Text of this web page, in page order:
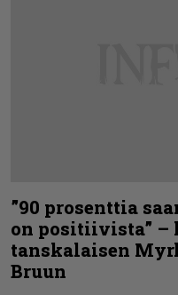
”90 prosenttia
on positiivista” –
tanskalaisen
Bruun